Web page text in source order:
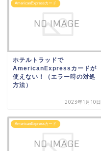
AmericanExpressカード
ホテルトラッドで
AmericanExpressカードが
使えない！（エラー時の対処
方法）
2023年1月10日
AmericanExpressカード